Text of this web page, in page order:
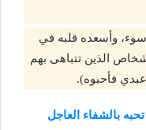
وأسعده قلبه في
الذين تتباهى بهم
عبدي فأحبوه).
بالشفاء العاجل